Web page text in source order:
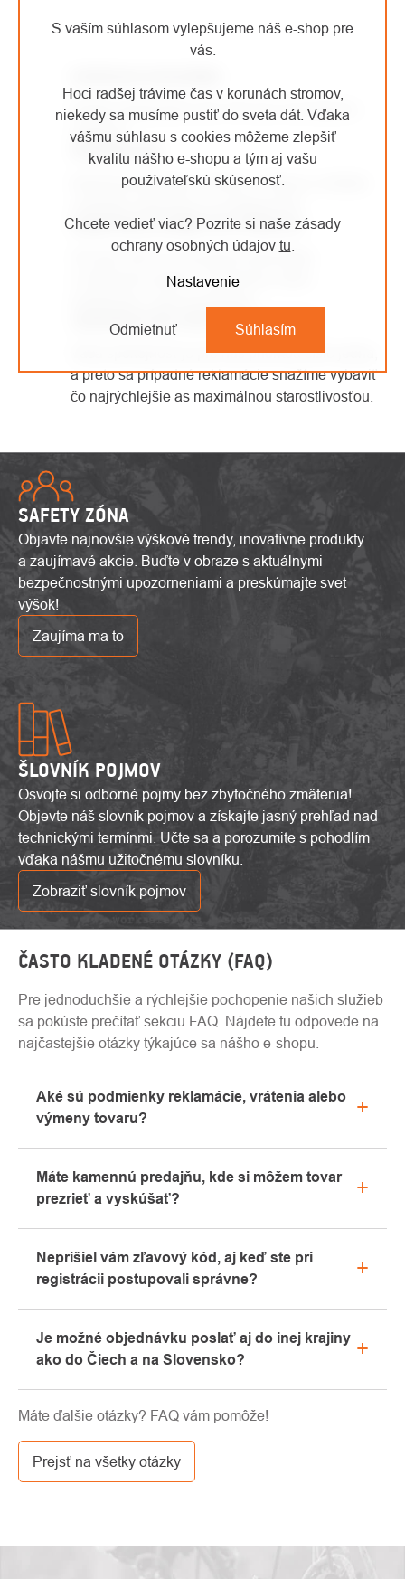
S vaším súhlasom vylepšujeme náš e-shop pre
vás.
Hoci radšej trávime čas v korunách stromov,
niekedy sa musíme pustiť do sveta dát. Vďaka
vášmu súhlasu s cookies môžeme zlepšiť
kvalitu nášho e-shopu a tým aj vašu
používateľskú skúsenosť.
Chcete vedieť viac? Pozrite si naše zásady
ochrany osobných údajov tu
Nastavenie
Odmietnuť Súhlasím
OVLÁDACIE
PRVKY
VÝPISU
Každá objednávka nad 150 euro má dopravu
zadarmo.
SHOWROOM
Kamenná predajňa v Kolíne, v ktorej si môžete
SAMI PRACUJEME VO VÝŠKACH
Od roku 2007 sa venujeme arboristike
a výškovým prácam. Vybavenie, ktoré
JEDNODUCHÉ VRÁTENIE TOVARU
Vaša spokojnosť je pre nás prioritou číslo jedna,
a preto sa prípadné reklamácie snažíme vybaviť
čo najrýchlejšie as maximálnou starostlivosťou.
SAFETY ZÓNA
Objavte najnovšie výškové trendy, inovatívne produkty
a zaujímavé akcie. Buďte v obraze s aktuálnymi
bezpečnostnými upozorneniami a preskúmajte svet
výšok!
Zaujíma ma to
ŠLOVNÍK POJMOV
Osvojte si odborné pojmy bez zbytočného zmätenia!
Objevte náš slovník pojmov a získajte jasný prehľad nad
technickými termínmi. Učte sa a porozumite s pohodlím
vďaka nášmu užitočnému slovníku.
Zobraziť slovník pojmov
ČASTO KLADENÉ OTÁZKY (FAQ)
Pre jednoduchšie a rýchlejšie pochopenie našich služieb
sa pokúste prečítať sekciu FAQ. Nájdete tu odpovede na
najčastejšie otázky týkajúce sa nášho e-shopu.
Aké sú podmienky reklamácie, vrátenia alebo
výmeny tovaru?
"Všetko o nákupe" alebo nás kontaktujte e-mailom
alebo telefonicky.
Máte kamennú predajňu, kde si môžem tovar
prezrieť a vyskúšať?
Kolíne. Radi vám tu poradíme s výberom vhodného
vybavenia, ktoré si môžete vyskúšať priamo v
našom showroome.
Neprišiel vám zľavový kód, aj keď ste pri
registrácii postupovali správne?
záložku „hromadné“ alebo „SPAM“, veľmi často tu e-
mail s kódom končí. Ak ste aj napriek tomu svoj
zľavový kód nenašli, kontaktujte nás na
info@pavouci.cz.
Je možné objednávku poslať aj do inej krajiny
ako do Čiech a na Slovensko?
cez GLS. Cena tejto dopravy je podľa kalkulácie od
dopravcu.
Máte ďalšie otázky? FAQ vám pomôže!
Prejsť na všetky otázky